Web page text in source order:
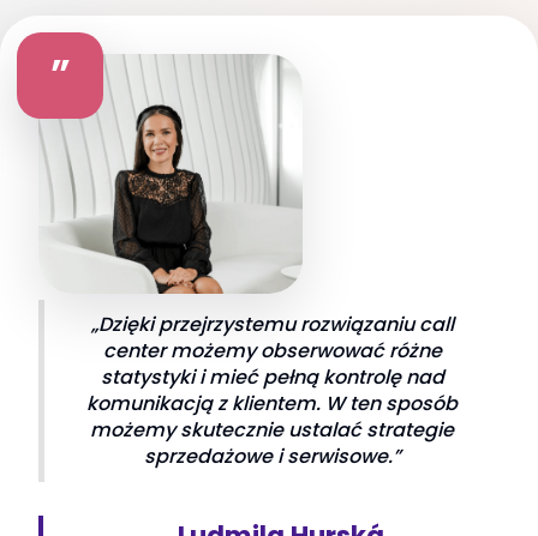
”
„Dzięki przejrzystemu rozwiązaniu call
center możemy obserwować różne
statystyki i mieć pełną kontrolę nad
komunikacją z klientem. W ten sposób
możemy skutecznie ustalać strategie
sprzedażowe i serwisowe.”